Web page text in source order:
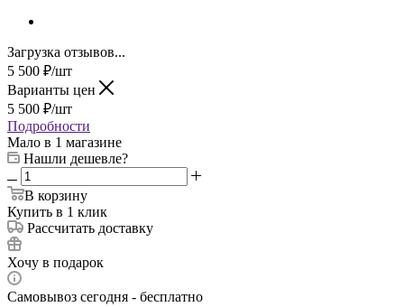
Загрузка отзывов...
5 500 ₽/шт
Варианты цен
5 500 ₽/шт
Подробности
Мало в 1 магазине
Нашли дешевле?
В корзину
Купить в 1 клик
Рассчитать доставку
Хочу в подарок
Самовывоз сегодня - бесплатно